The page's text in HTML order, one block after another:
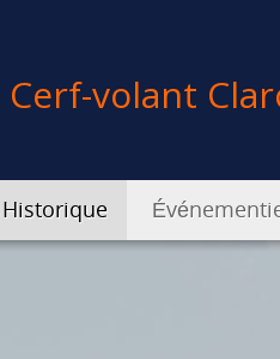
Cerf-volant
Historique